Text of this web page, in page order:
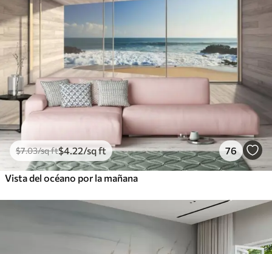
$7.03/sq ft$4.22/sq ft 76
Vista del océano por la mañana